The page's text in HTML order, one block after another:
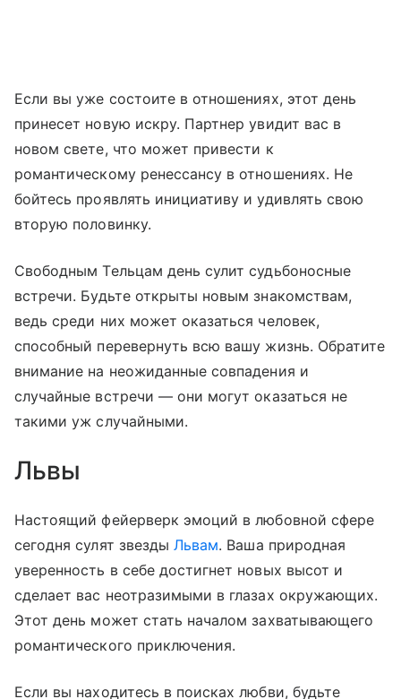
Если вы уже состоите в отношениях, этот день
принесет новую искру. Партнер увидит вас в
новом свете, что может привести к
романтическому ренессансу в отношениях. Не
бойтесь проявлять инициативу и удивлять свою
вторую половинку.
Свободным Тельцам день сулит судьбоносные
встречи. Будьте открыты новым знакомствам,
ведь среди них может оказаться человек,
способный перевернуть всю вашу жизнь. Обратите
внимание на неожиданные совпадения и
случайные встречи — они могут оказаться не
такими уж случайными.
Львы
Настоящий фейерверк эмоций в любовной сфере
сегодня сулят звездыЛьвам. Ваша природная
уверенность в себе достигнет новых высот и
сделает вас неотразимыми в глазах окружающих.
Этот день может стать началом захватывающего
романтического приключения.
Если вы находитесь в поисках любви, будьте